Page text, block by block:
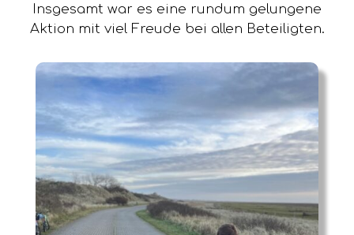
Insgesamt war es eine rundum gelungene
Aktion mit viel Freude bei allen Beteiligten.